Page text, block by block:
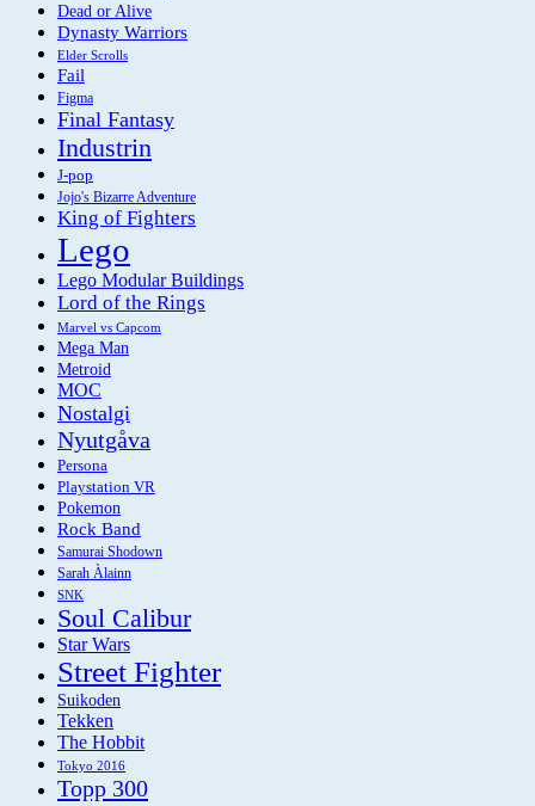
Dead or Alive
Dynasty Warriors
Elder Scrolls
Fail
Figma
Final Fantasy
Industrin
J-pop
Jojo's Bizarre Adventure
King of Fighters
Lego
Lego Modular Buildings
Lord of the Rings
Marvel vs Capcom
Mega Man
Metroid
MOC
Nostalgi
Nyutgåva
Persona
Playstation VR
Pokemon
Rock Band
Samurai Shodown
Sarah Àlainn
SNK
Soul Calibur
Star Wars
Street Fighter
Suikoden
Tekken
The Hobbit
Tokyo 2016
Topp 300